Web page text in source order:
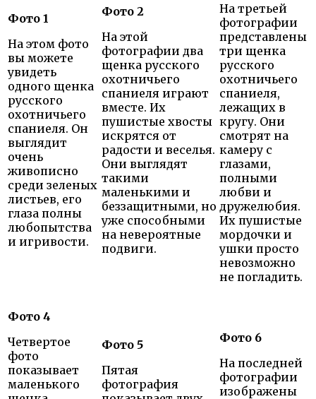
Фото 1
На этом фото
вы можете
увидеть
одного щенка
русского
охотничьего
спаниеля. Он
выглядит
очень
живописно
среди зеленых
листьев, его
глаза полны
любопытства
и игривости.
Фото 2
На этой
фотографии два
щенка русского
охотничьего
спаниеля играют
вместе. Их
пушистые хвосты
искрятся от
радости и веселья.
Они выглядят
такими
маленькими и
беззащитными, но
уже способными
на невероятные
подвиги.
На третьей
фотографии
представлены
три щенка
русского
охотничьего
спаниеля,
лежащих в
кругу. Они
смотрят на
камеру с
глазами,
полными
любви и
дружелюбия.
Их пушистые
мордочки и
ушки просто
невозможно
не погладить.
Фото 4
Четвертое
фото
показывает
маленького
Фото 5
Пятая
фотография
Фото 6
На последней
фотографии
изображены